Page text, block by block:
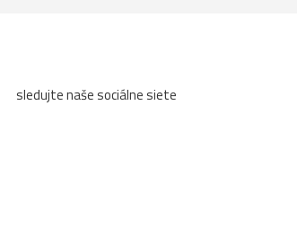
sledujte naše sociálne siete